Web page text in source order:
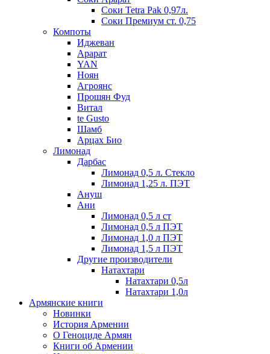
Соки Tetra Pak 0,97л.
Соки Премиум ст. 0,75
Компоты
Иджеван
Арарат
YAN
Ноян
Агроянс
Прошян Фуд
Витал
te Gusto
Шамб
Арцах Био
Лимонад
Дарбас
Лимонад 0,5 л. Стекло
Лимонад 1,25 л. ПЭТ
Ануш
Ани
Лимонад 0,5 л ст
Лимонад 0,5 л ПЭТ
Лимонад 1,0 л ПЭТ
Лимонад 1,5 л ПЭТ
Другие производители
Натахтари
Натахтари 0,5л
Натахтари 1,0л
Армянские книги
Новинки
История Армении
О Геноциде Армян
Книги об Армении